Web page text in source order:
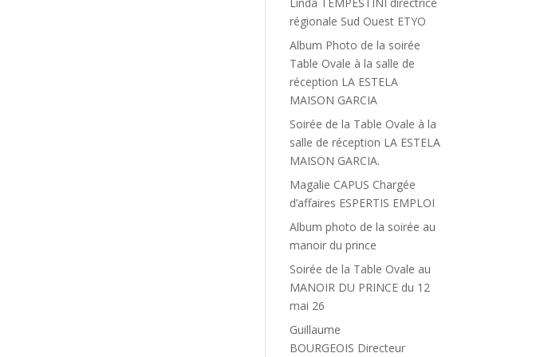
Linda TEMPESTINI directrice
régionale Sud Ouest ETYO
Album Photo de la soirée
Table Ovale à la salle de
réception LA ESTELA
MAISON GARCIA
Soirée de la Table Ovale à la
salle de réception LA ESTELA
MAISON GARCIA.
Magalie CAPUS Chargée
d’affaires ESPERTIS EMPLOI
Album photo de la soirée au
manoir du prince
Soirée de la Table Ovale au
MANOIR DU PRINCE du 12
mai 26
Guillaume
BOURGEOIS Directeur